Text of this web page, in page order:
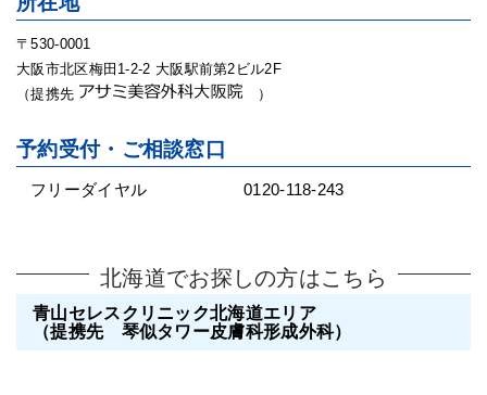
〒530-0001
大阪市北区梅田1-2-2 大阪駅前第2ビル2F
（提携先
）
予約受付・ご相談窓口
フリーダイヤル 0120-118-243
北海道でお探しの方はこちら
青山セレスクリニック北海道エリア
（提携先 琴似タワー皮膚科形成外科）